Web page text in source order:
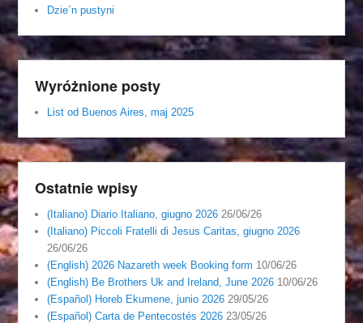
Dzie´n pustyni
Wyróżnione posty
List od Buenos Aires, maj 2025
Ostatnie wpisy
(Italiano) Diario Italiano, giugno 2026 26/06/26
(Italiano) Piccoli Fratelli di Jesus Caritas, giugno 2026
26/06/26
(English) 2026 Nazareth week Booking form 10/06/26
(English) Be Brothers Uk and Ireland, June 2026 10/06/26
(Español) Horeb Ekumene, junio 2026 29/05/26
(Español) Carta de Pentecostés 2026 23/05/26